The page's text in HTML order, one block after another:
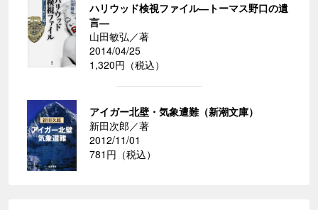
ハリウッド検視ファイル―トーマス野口の遺
言―
山田敏弘／著
2014/04/25
1,320円（税込）
アイガー北壁・気象遭難（新潮文庫）
新田次郎／著
2012/11/01
781円（税込）